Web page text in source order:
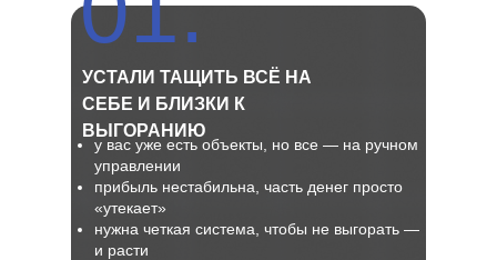
УСТАЛИ ТАЩИТЬ ВСЁ НА
СЕБЕ И БЛИЗКИ К
ВЫГОРАНИЮ
у вас уже есть объекты, но все — на ручном
управлении
прибыль нестабильна, часть денег просто
«утекает»
нужна четкая система, чтобы не выгорать —
и расти